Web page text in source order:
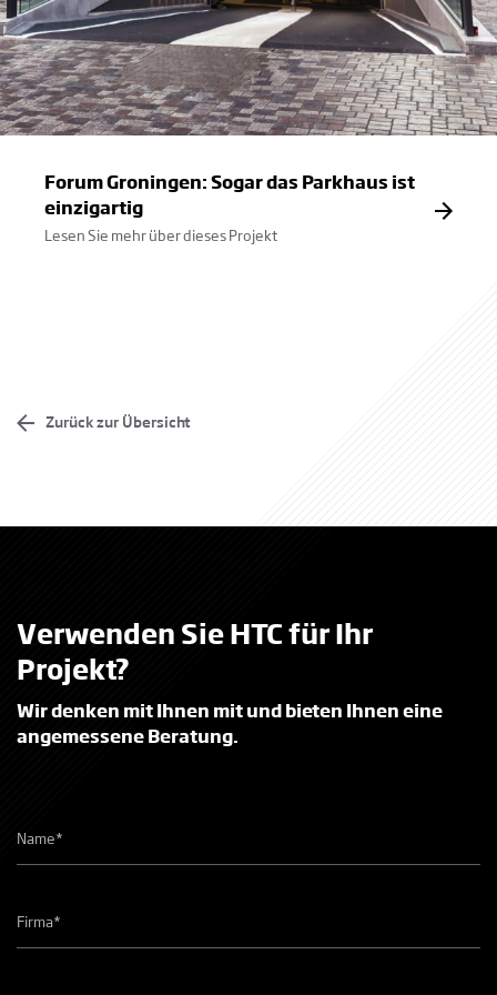
Forum Groningen: Sogar das Parkhaus ist
einzigartig
Lesen Sie mehr über dieses Projekt
Zurück zur Übersicht
Verwenden Sie HTC für Ihr
Projekt?
Wir denken mit Ihnen mit und bieten Ihnen eine
angemessene Beratung.